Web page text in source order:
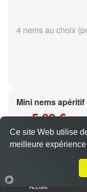
4 nems au choix
Mini nems
5.00 €
Accueil
Ce site Web utilise
meilleure